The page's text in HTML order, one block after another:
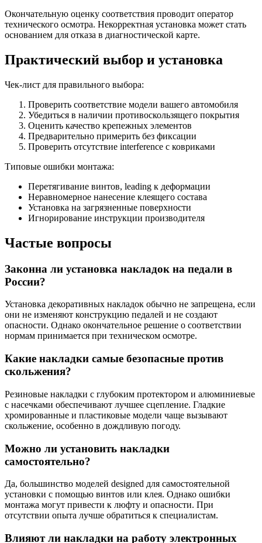
Окончательную оценку соответствия проводит оператор
технического осмотра. Некорректная установка может стать
основанием для отказа в диагностической карте.
Практический выбор и установка
Чек-лист для правильного выбора:
Проверить соответствие модели вашего автомобиля
Убедиться в наличии противоскользящего покрытия
Оценить качество крепежных элементов
Предварительно примерить без фиксации
Проверить отсутствие interference с ковриками
Типовые ошибки монтажа:
Перетягивание винтов, leading к деформации
Неравномерное нанесение клеящего состава
Установка на загрязненные поверхности
Игнорирование инструкции производителя
Частые вопросы
Законна ли установка накладок на педали в
России?
Установка декоративных накладок обычно не запрещена, если
они не изменяют конструкцию педалей и не создают
опасности. Однако окончательное решение о соответствии
нормам принимается при техническом осмотре.
Какие накладки самые безопасные против
скольжения?
Резиновые накладки с глубоким протектором и алюминиевые
с насечками обеспечивают лучшее сцепление. Гладкие
хромированные и пластиковые модели чаще вызывают
скольжение, особенно в дождливую погоду.
Можно ли установить накладки
самостоятельно?
Да, большинство моделей designed для самостоятельной
установки с помощью винтов или клея. Однако ошибки
монтажа могут привести к люфту и опасности. При
отсутствии опыта лучше обратиться к специалистам.
Влияют ли накладки на работу электронных